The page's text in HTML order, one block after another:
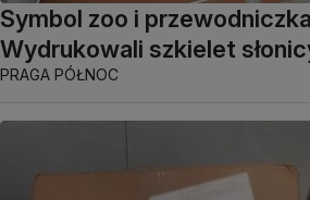
Symbol zoo i
Wydrukowali szkielet
PRAGA PÓŁNOC